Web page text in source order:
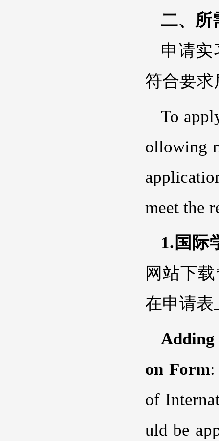
二、所
申请实
符合要求
To
ollowing
meet the
1.国际
网站下
在申请表
on Form:
of
uld be